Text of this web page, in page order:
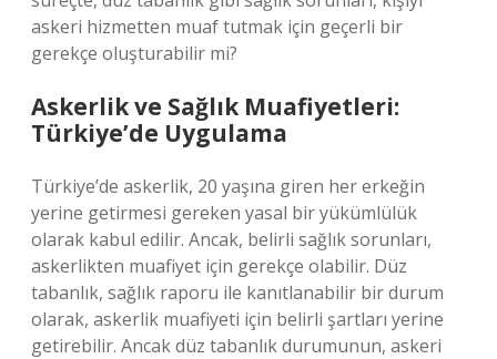
askeri hizmetten muaf tutmak için geçerli bir
gerekçe oluşturabilir mi?
Askerlik ve Sağlık Muafiyetleri:
Türkiye’de Uygulama
Türkiye’de askerlik, 20 yaşına giren her erkeğin
yerine getirmesi gereken yasal bir yükümlülük
olarak kabul edilir. Ancak, belirli sağlık sorunları,
askerlikten muafiyet için gerekçe olabilir. Düz
tabanlık, sağlık raporu ile kanıtlanabilir bir durum
olarak, askerlik muafiyeti için belirli şartları yerine
getirebilir. Ancak düz tabanlık durumunun, askeri